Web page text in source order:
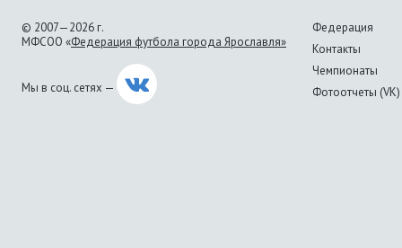
© 2007—2026 г.
МФСОО «Федерация футбола города Ярославля»
Мы в соц. сетях —
Федерация
Контакты
Чемпионаты
Фотоотчеты (VK)